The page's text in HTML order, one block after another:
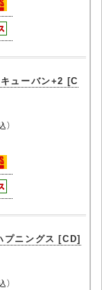
キューバン+2 [C
プニングス [CD]